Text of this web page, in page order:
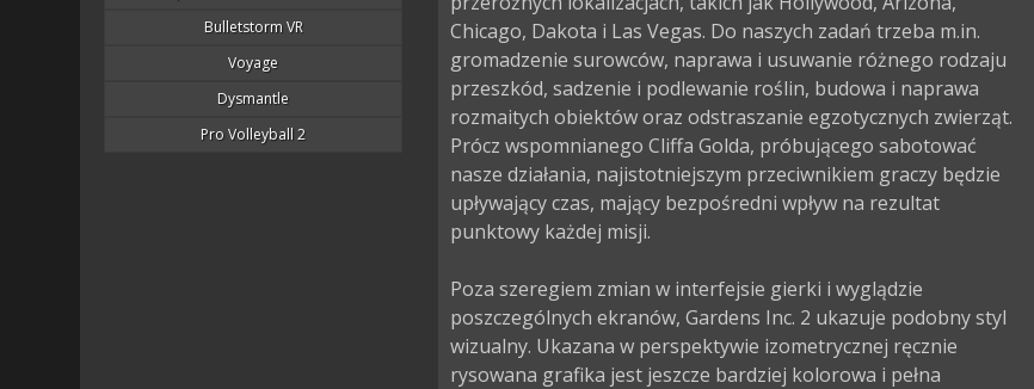
Bulletstorm VR
Voyage
Dysmantle
Pro Volleyball 2
Chicago, Dakota i Las Vegas. Do naszych zadań trzeba m.in.
gromadzenie surowców, naprawa i usuwanie różnego rodzaju
przeszkód, sadzenie i podlewanie roślin, budowa i naprawa
rozmaitych obiektów oraz odstraszanie egzotycznych zwierząt.
Prócz wspomnianego Cliffa Golda, próbującego sabotować
nasze działania, najistotniejszym przeciwnikiem graczy będzie
upływający czas, mający bezpośredni wpływ na rezultat
punktowy każdej misji.
Poza szeregiem zmian w interfejsie gierki i wyglądzie
poszczególnych ekranów, Gardens Inc. 2 ukazuje podobny styl
wizualny. Ukazana w perspektywie izometrycznej ręcznie
rysowana grafika jest jeszcze bardziej kolorowa i pełna